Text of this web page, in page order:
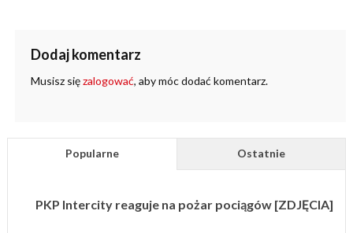
Dodaj komentarz
Musisz sięzalogować, aby móc dodać komentarz.
Popularne Ostatnie
PKP Intercity reaguje na pożar pociągów [ZDJĘCIA]